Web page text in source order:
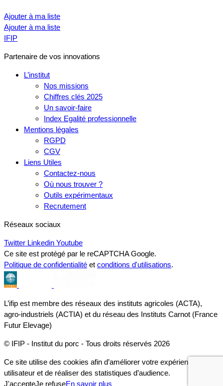
Ajouter à ma liste
Ajouter à ma liste
IFIP
Partenaire de vos innovations
L’institut
Nos missions
Chiffres clés 2025
Un savoir-faire
Index Egalité professionnelle
Mentions légales
RGPD
CGV
Liens Utiles
Contactez-nous
Où nous trouver ?
Outils expérimentaux
Recrutement
Réseaux sociaux
Twitter Linkedin Youtube
Ce site est protégé par le reCAPTCHA Google.
Politique de confidentialité et conditions d'utilisations.
L’ifip est membre des réseaux des instituts agricoles (ACTA),
agro-industriels (ACTIA) et du réseau des Instituts Carnot (France
Futur Elevage)
© IFIP - Institut du porc - Tous droits réservés 2026
Ce site utilise des cookies afin d’améliorer votre expérience
utilisateur et de réaliser des statistiques d’audience.
J'accepteJe refuseEn savoir plus